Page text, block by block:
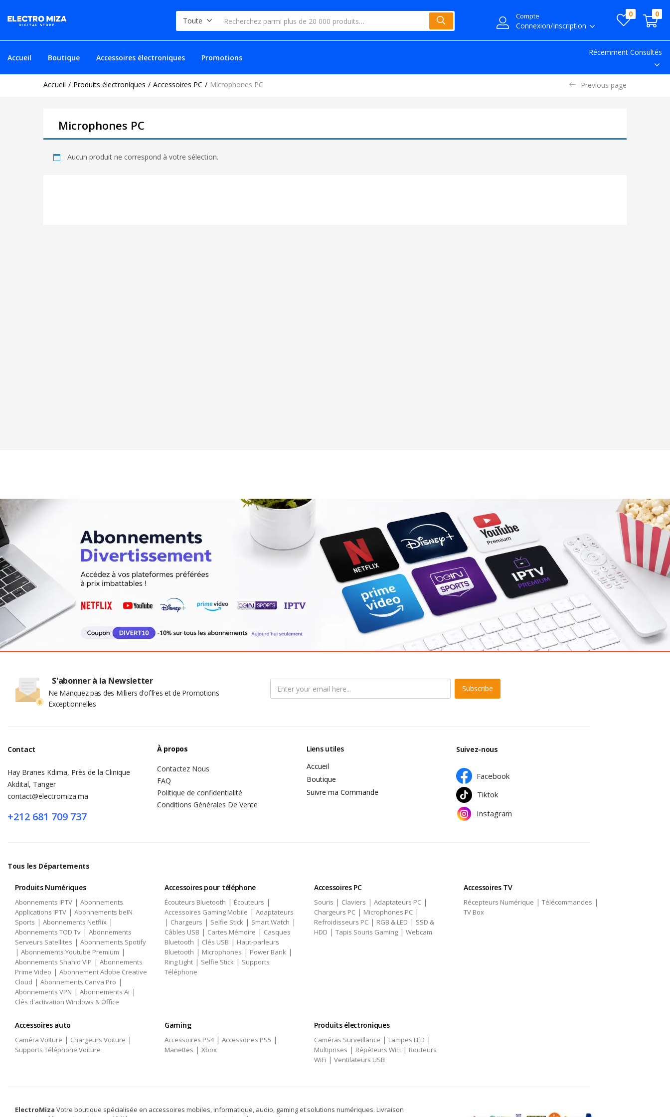
Toute
Compte
Connexion/Inscription
0 0
Accueil Boutique Accessoires électroniques Promotions
Récemment Consultés
Accueil Produits électroniques Accessoires PC Microphones PC Previous page
Microphones PC
Aucun produit ne correspond à votre sélection.
S'abonner à la Newsletter
Ne Manquez pas des Milliers d'offres et de Promotions
Exceptionnelles
Subscribe
Contact
Hay Branes Kdima, Près de la Clinique
Akdital, Tanger
contact@electromiza.ma
+212 681 709 737
À propos
Contactez Nous
FAQ
Politique de confidentialité
Conditions Générales De Vente
Liens utiles
Accueil
Boutique
Suivre ma Commande
Suivez-nous
Facebook
Tiktok
Instagram
Tous les Départements
Produits Numériques
Abonnements IPTV | Abonnements
Applications IPTV | Abonnements beIN
Sports | Abonnements Netflix |
Abonnements TOD Tv | Abonnements
Serveurs Satellites | Abonnements Spotify
| Abonnements Youtube Premium |
Abonnements Shahid VIP | Abonnements
Prime Video | Abonnement Adobe Creative
Cloud | Abonnements Canva Pro |
Abonnements VPN | Abonnements Ai |
Clés d'activation Windows & Office
Accessoires pour téléphone
Écouteurs Bluetooth | Écouteurs |
Accessoires Gaming Mobile | Adaptateurs
| Chargeurs | Selfie Stick | Smart Watch |
Câbles USB | Cartes Mémoire | Casques
Bluetooth | Clés USB | Haut-parleurs
Bluetooth | Microphones | Power Bank |
Ring Light | Selfie Stick | Supports
Téléphone
Accessoires PC
Souris | Claviers | Adaptateurs PC |
Chargeurs PC | Microphones PC |
Refroidisseurs PC | RGB & LED | SSD &
HDD | Tapis Souris Gaming | Webcam
Accessoires TV
Récepteurs Numérique | Télécommandes |
TV Box
Accessoires auto
Caméra Voiture | Chargeurs Voiture |
Supports Téléphone Voiture
Gaming
Accessoires PS4| Accessoires PS5 |
Manettes | Xbox
Produits électroniques
Caméras Surveillance | Lampes LED |
Multiprises | Répéteurs WiFi | Routeurs
WiFi | Ventilateurs USB
ElectroMiza Votre boutique spécialisée en accessoires mobiles, informatique, audio, gaming et solutions numériques. Livraison